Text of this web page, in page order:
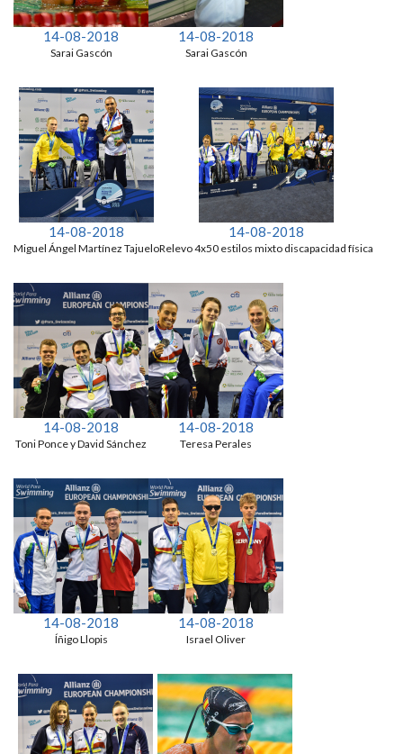
14-08-2018
Sarai Gascón
14-08-2018
Sarai Gascón
14-08-2018
Miguel Ángel Martínez Tajuelo
14-08-2018
Relevo 4x50 estilos mixto discapacidad física
14-08-2018
Toni Ponce y David Sánchez
14-08-2018
Teresa Perales
14-08-2018
Íñigo Llopis
14-08-2018
Israel Oliver